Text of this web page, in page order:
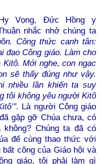
Vọng, Đức Hồng y
nhắc nhở chúng ta
Công thức canh tân:
đạo Công giáo. Làm cho
Mới nghe, con ngạc
sẽ thấy đúng như vậy.
nhiều lần khiến ta suy
tôi không yêu người Kitô
. Là người Công giáo
gặp gỡ Chúa chưa, có
không? Chúng ta đã có
để cùng thao thức với
công của Giáo hội và
giáo, tôi phải làm gì